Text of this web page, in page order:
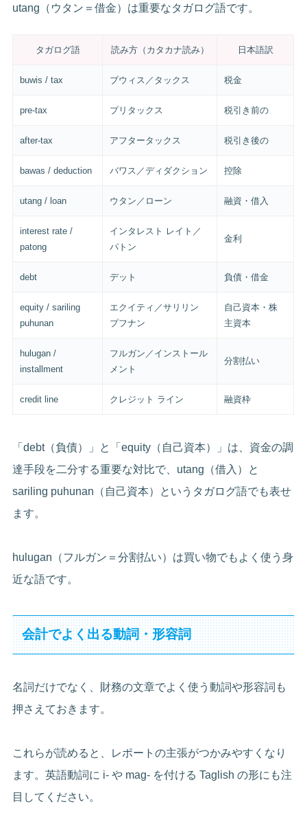
utang（ウタン＝借金）は重要なタガログ語です。
タガログ語 読み方（カタカナ読み） 日本語訳
buwis / tax ブウィス／タックス 税金
pre-tax プリタックス 税引き前の
after-tax アフタータックス 税引き後の
bawas / deduction バワス／ディダクション 控除
utang / loan ウタン／ローン 融資・借入
interest rate /
patong
インタレスト レイト／
パトン
金利
debt デット 負債・借金
equity / sariling
puhunan
エクイティ／サリリン
プフナン
自己資本・株
主資本
hulugan /
installment
フルガン／インストール
メント
分割払い
credit line クレジット ライン 融資枠
「debt（負債）」と「equity（自己資本）」は、資金の調
達手段を二分する重要な対比で、utang（借入）と
sariling puhunan（自己資本）というタガログ語でも表せ
ます。
hulugan（フルガン＝分割払い）は買い物でもよく使う身
近な語です。
会計でよく出る動詞・形容詞
名詞だけでなく、財務の文章でよく使う動詞や形容詞も
押さえておきます。
これらが読めると、レポートの主張がつかみやすくなり
ます。英語動詞に i- や mag- を付ける Taglish の形にも注
目してください。